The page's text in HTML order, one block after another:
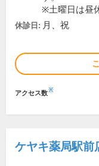
※土曜日は昼
休診日: 月、祝
アクセス数※
ケヤキ薬局駅前